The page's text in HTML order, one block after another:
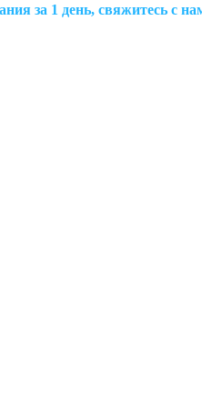
за 1 день, свяжитесь